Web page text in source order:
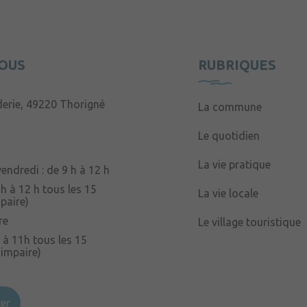
49220 Thorigné
: de 9 h à 12 h
à 12 h tous les 15
à 11h tous les 15
RUBRIQUES
La commune
Le quotidien
La vie pratique
La vie locale
Le village touristique